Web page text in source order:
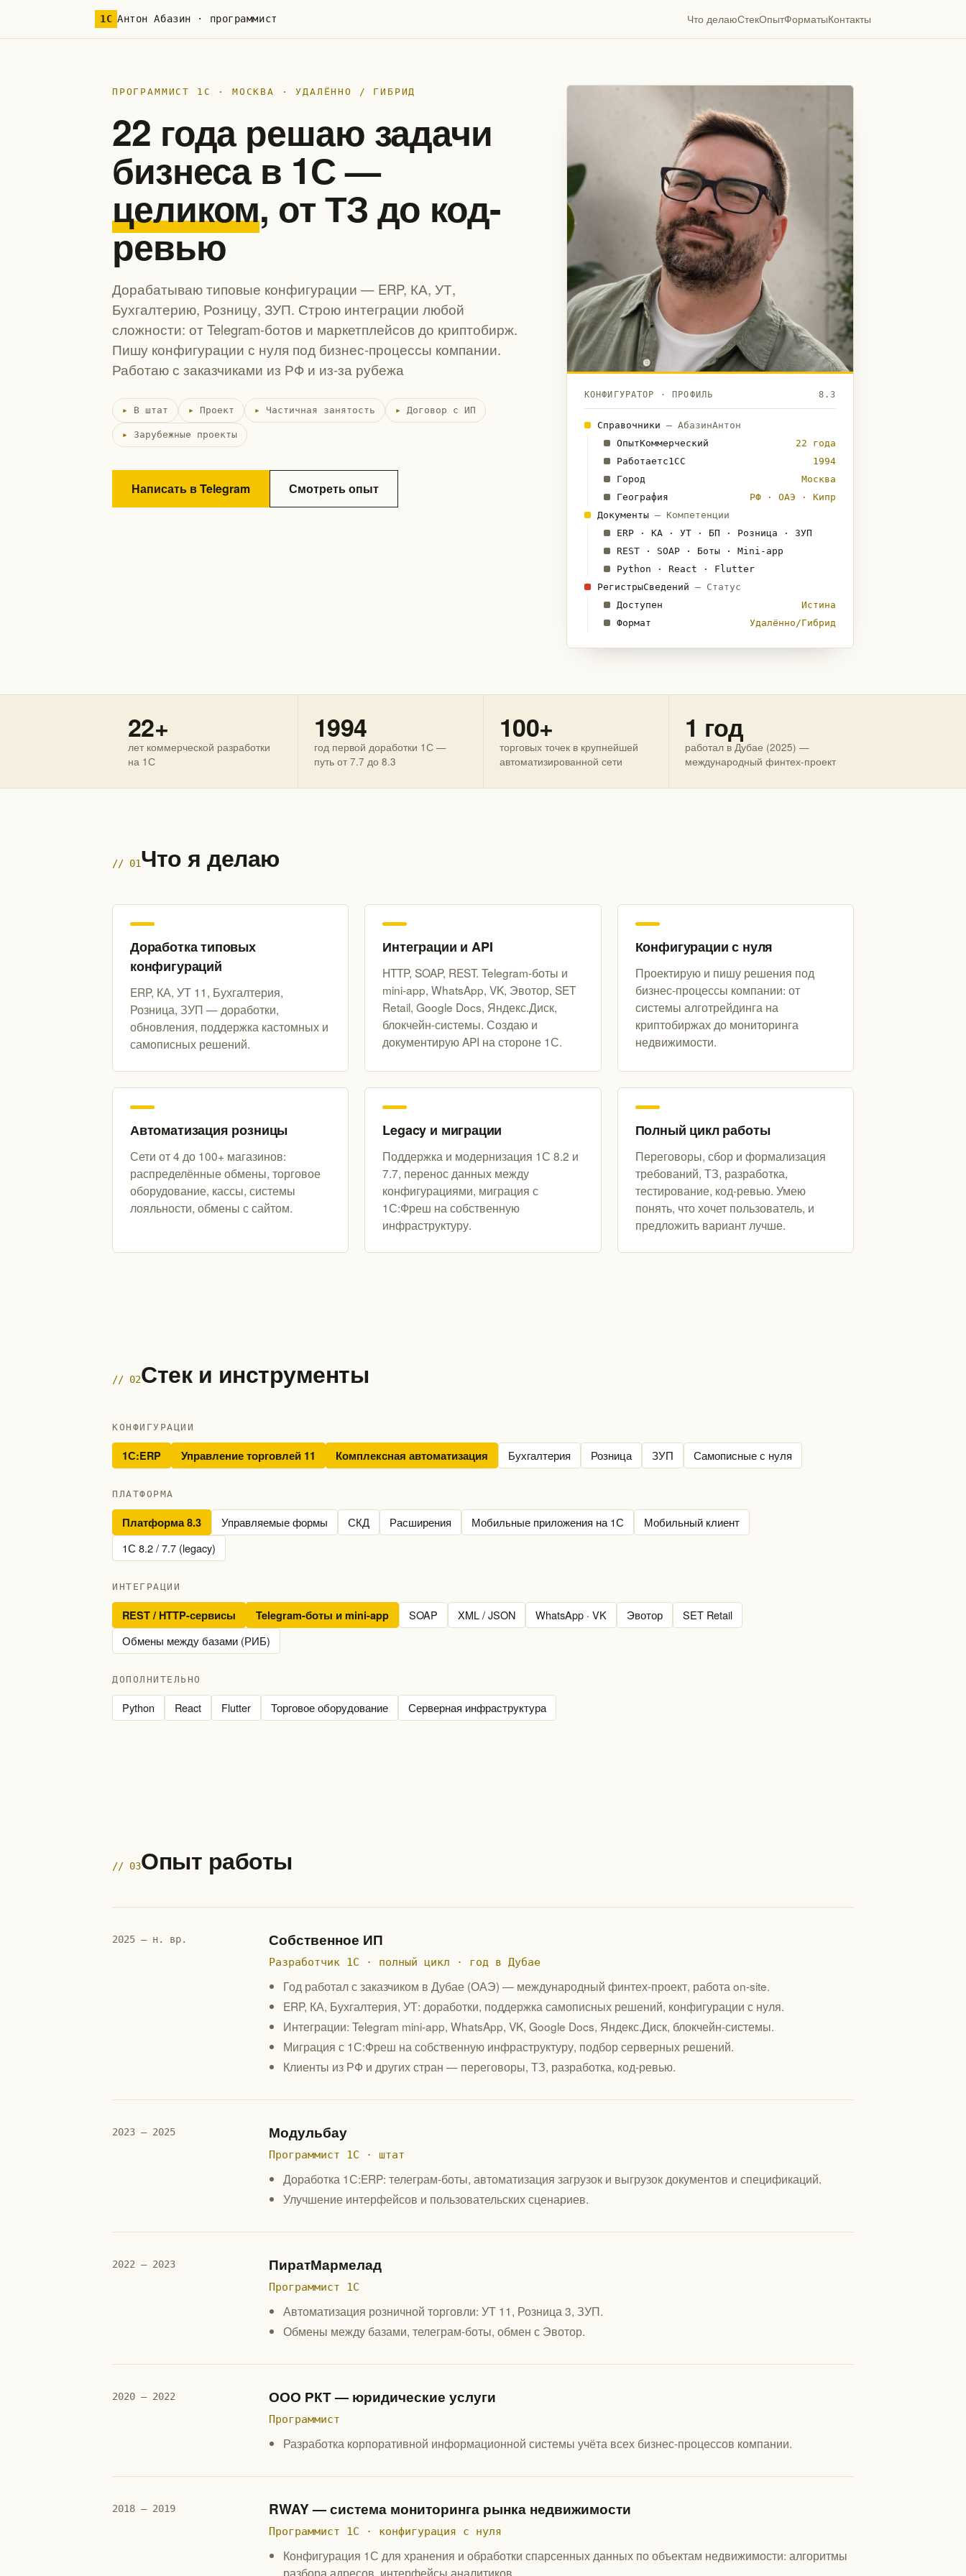
1С Антон Абазин · программист Что делаюСтекОпытФорматыКонтакты
ПРОГРАММИСТ 1С · МОСКВА · УДАЛЁННО / ГИБРИД
22 года решаю задачи
бизнеса в 1С —
целиком, от ТЗ до код-
ревью
Дорабатываю типовые конфигурации — ERP, КА, УТ,
Бухгалтерию, Розницу, ЗУП. Строю интеграции любой
сложности: от Telegram-ботов и маркетплейсов до криптобирж.
Пишу конфигурации с нуля под бизнес-процессы компании.
Работаю с заказчиками из РФ и из-за рубежа
В штат Проект Частичная занятость Договор с ИП
Зарубежные проекты
Написать в Telegram Смотреть опыт
КОНФИГУРАТОР · ПРОФИЛЬ 8.3
Справочники — АбазинАнтон
ОпытКоммерческий
22 года
Работаетс1СС
1994
Город
Москва
География
РФ · ОАЭ · Кипр
Документы — Компетенции
ERP · КА · УТ · БП · Розница · ЗУП
REST · SOAP · Боты · Mini-app
Python · React · Flutter
РегистрыСведений — Статус
Доступен
Истина
Формат
Удалённо/Гибрид
22+
лет коммерческой разработки
на 1С
1994
год первой доработки 1С —
путь от 7.7 до 8.3
100+
торговых точек в крупнейшей
автоматизированной сети
1 год
работал в Дубае (2025) —
международный финтех-проект
// 01Что я делаю
Доработка типовых
конфигураций
ERP, КА, УТ 11, Бухгалтерия,
Розница, ЗУП — доработки,
обновления, поддержка кастомных и
самописных решений.
Интеграции и API
HTTP, SOAP, REST. Telegram-боты и
mini-app, WhatsApp, VK, Эвотор, SET
Retail, Google Docs, Яндекс.Диск,
блокчейн-системы. Создаю и
документирую API на стороне 1С.
Конфигурации с нуля
Проектирую и пишу решения под
бизнес-процессы компании: от
системы алготрейдинга на
криптобиржах до мониторинга
недвижимости.
Автоматизация розницы
Сети от 4 до 100+ магазинов:
распределённые обмены, торговое
оборудование, кассы, системы
лояльности, обмены с сайтом.
Legacy и миграции
Поддержка и модернизация 1С 8.2 и
7.7, перенос данных между
конфигурациями, миграция с
1С:Фреш на собственную
инфраструктуру.
Полный цикл работы
Переговоры, сбор и формализация
требований, ТЗ, разработка,
тестирование, код-ревью. Умею
понять, что хочет пользователь, и
предложить вариант лучше.
// 02Стек и инструменты
КОНФИГУРАЦИИ
1С:ERP Управление торговлей 11 Комплексная автоматизация Бухгалтерия Розница ЗУП Самописные с нуля
ПЛАТФОРМА
Платформа 8.3 Управляемые формы СКД Расширения Мобильные приложения на 1С
Мобильный клиент
1С 8.2 / 7.7 (legacy)
ИНТЕГРАЦИИ
REST / HTTP-сервисы Telegram-боты и mini-app SOAP XML / JSON WhatsApp · VK Эвотор
SET Retail
Обмены между базами (РИБ)
ДОПОЛНИТЕЛЬНО
Python React Flutter Торговое оборудование Серверная инфраструктура
// 03Опыт работы
2025 — н. вр. Собственное ИП
Разработчик 1С · полный цикл · год в Дубае
Год работал с заказчиком в Дубае (ОАЭ) — международный финтех-проект, работа on-site.
ERP, КА, Бухгалтерия, УТ: доработки, поддержка самописных решений, конфигурации с нуля.
Интеграции: Telegram mini-app, WhatsApp, VK, Google Docs, Яндекс.Диск, блокчейн-системы.
Миграция с 1С:Фреш на собственную инфраструктуру, подбор серверных решений.
Клиенты из РФ и других стран — переговоры, ТЗ, разработка, код-ревью.
2023 — 2025 Модульбау
Программист 1С · штат
Доработка 1С:ERP: телеграм-боты, автоматизация загрузок и выгрузок документов и спецификаций.
Улучшение интерфейсов и пользовательских сценариев.
2022 — 2023 ПиратМармелад
Программист 1С
Автоматизация розничной торговли: УТ 11, Розница 3, ЗУП.
Обмены между базами, телеграм-боты, обмен с Эвотор.
2020 — 2022 ООО РКТ — юридические услуги
Программист
Разработка корпоративной информационной системы учёта всех бизнес-процессов компании.
2018 — 2019 RWAY — система мониторинга рынка недвижимости
Программист 1С · конфигурация с нуля
Конфигурация 1С для хранения и обработки спарсенных данных по объектам недвижимости: алгоритмы
разбора адресов, интерфейсы аналитиков.